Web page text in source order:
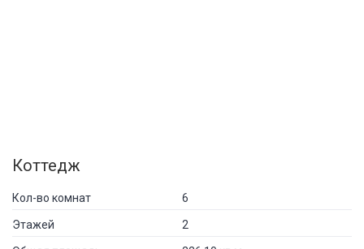
Коттедж
Кол-во комнат 6
Этажей 2